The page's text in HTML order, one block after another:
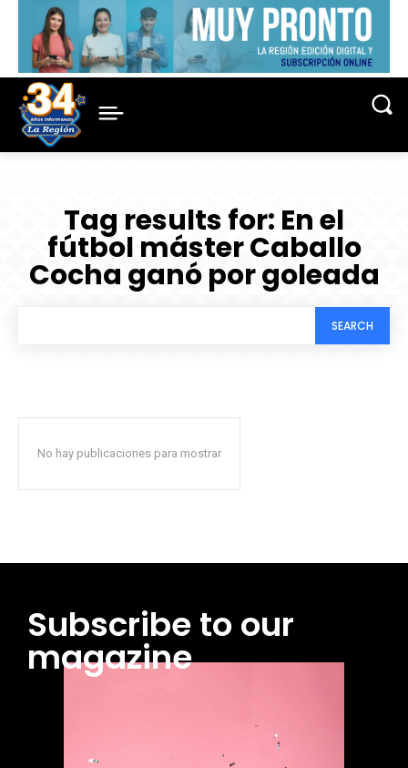
Tag results for: En el
fútbol máster Caballo
Cocha ganó por goleada
SEARCH
No hay publicaciones para mostrar
Subscribe to our
magazine